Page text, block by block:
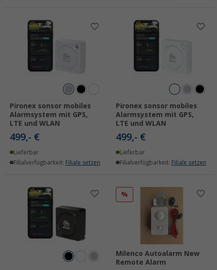
Pironex sonsor mobiles
Alarmsystem mit GPS,
LTE und WLAN
499,- €
Lieferbar
Filialverfügbarkeit: Filiale setzen
Pironex sonsor mobiles
Alarmsystem mit GPS,
LTE und WLAN
499,- €
Lieferbar
Filialverfügbarkeit: Filiale setzen
%
Milenco Autoalarm New
Remote Alarm